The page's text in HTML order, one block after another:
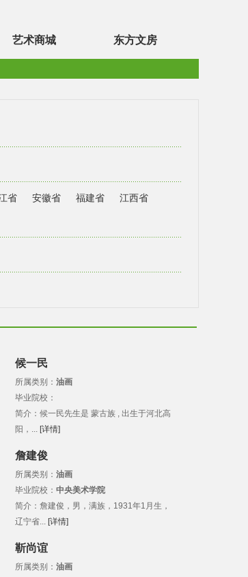
艺术商城 东方文房
省 安徽省 福建省
江西省
候一民
所属类别： 油画
毕业院校：
简介：候一民先生是 蒙古族 , 出生于河北高
阳，... [详情]
詹建俊
所属类别： 油画
毕业院校： 中央美术学院
简介：詹建俊，男，满族，1931年1月生，
辽宁省... [详情]
靳尚谊
所属类别： 油画